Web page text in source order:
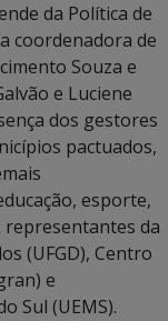
da Política de
coordenadora de
Souza e
e Luciene
dos gestores
pactuados,
esporte,
representantes da
(UFGD), Centro
e
Sul (UEMS).